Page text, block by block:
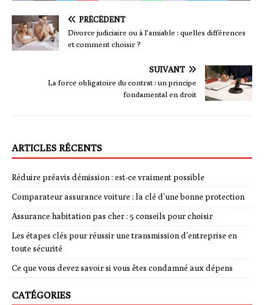
PRÉCÉDENT
Divorce judiciaire ou à l’amiable : quelles différences
et comment choisir ?
SUIVANT
La force obligatoire du contrat : un principe
fondamental en droit
ARTICLES RÉCENTS
Réduire préavis démission : est-ce vraiment possible
Comparateur assurance voiture : la clé d’une bonne protection
Assurance habitation pas cher : 5 conseils pour choisir
Les étapes clés pour réussir une transmission d’entreprise en
toute sécurité
Ce que vous devez savoir si vous êtes condamné aux dépens
CATÉGORIES